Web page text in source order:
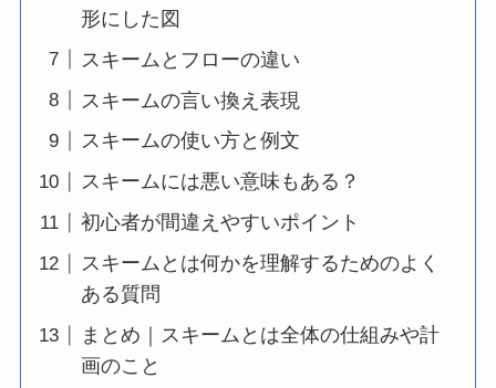
形にした図
スキームとフローの違い
スキームの言い換え表現
スキームの使い方と例文
スキームには悪い意味もある？
初心者が間違えやすいポイント
スキームとは何かを理解するためのよく
ある質問
まとめ｜スキームとは全体の仕組みや計
画のこと